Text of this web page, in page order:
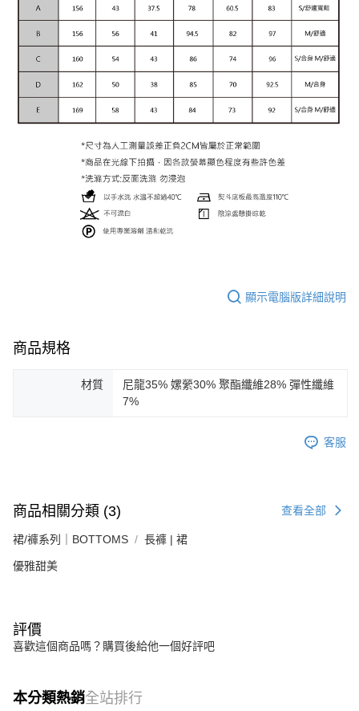
顯示電腦版詳細說明
商品規格
材質
尼龍35% 嫘縈30% 聚酯纖維28% 彈性纖維
7%
客服
商品相關分類 (3) 查看全部
裙/褲系列｜BOTTOMS 長褲 | 裙
優雅甜美
評價
喜歡這個商品嗎？購買後給他一個好評吧
本分類熱銷全站排行